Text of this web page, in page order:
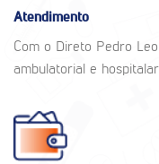
Atendimento
Com o Direto Pedro
ambulatorial e